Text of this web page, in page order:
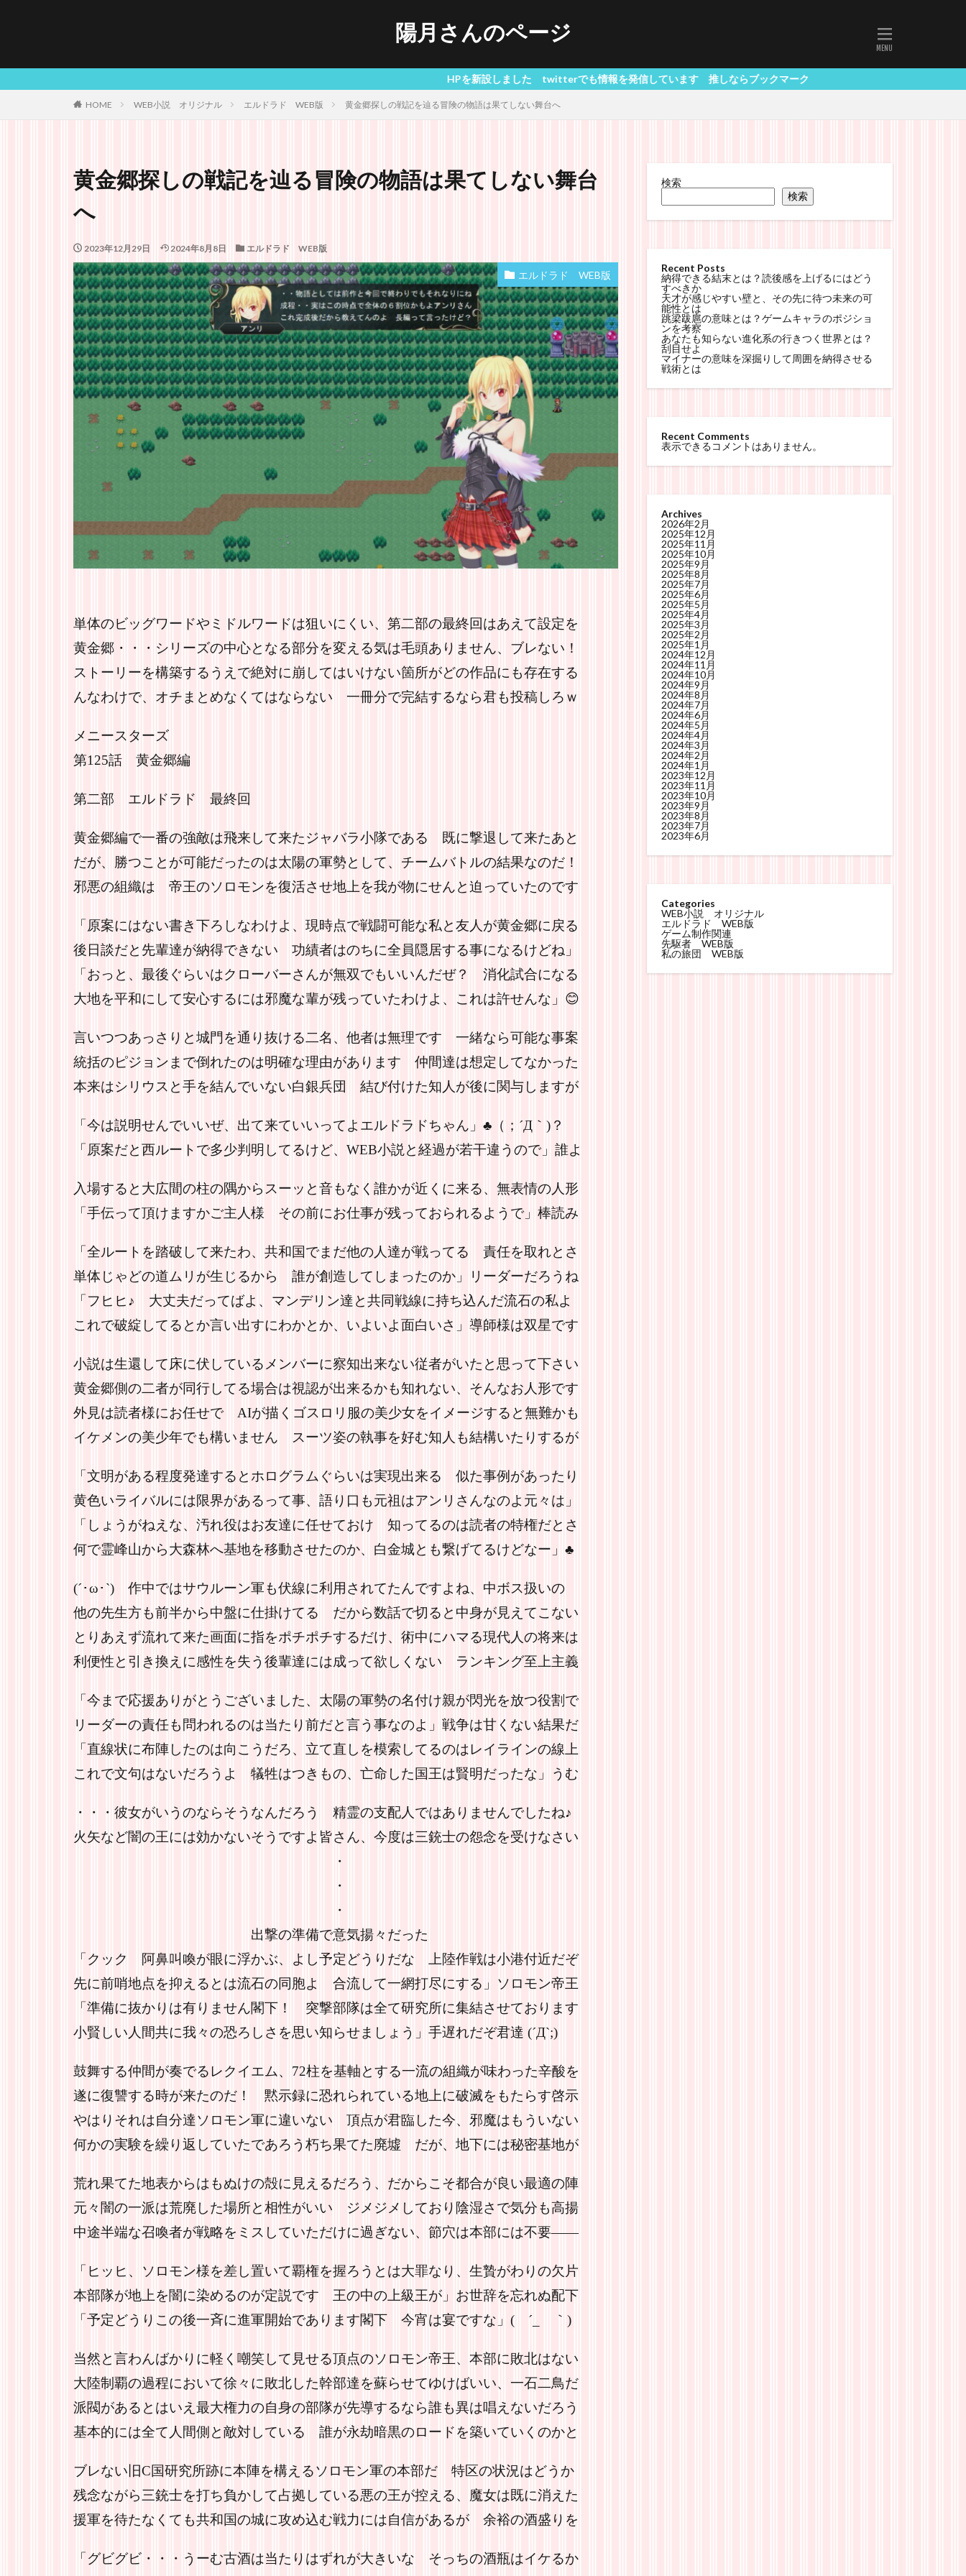
陽月さんのページ
HPを新設しました twitterでも情報を発信しています 推しならブックマーク
HOME WEB小説 オリジナル エルドラド WEB版 黄金郷探しの戦記を辿る冒険の物語は果てしない舞台へ
黄金郷探しの戦記を辿る冒険の物語は果てしない舞台
へ
2023年12月29日 2024年8月8日 エルドラド WEB版
エルドラド WEB版
単体のビッグワードやミドルワードは狙いにくい、第二部の最終回はあえて設定を
黄金郷・・・シリーズの中心となる部分を変える気は毛頭ありません、ブレない！
ストーリーを構築するうえで絶対に崩してはいけない箇所がどの作品にも存在する
んなわけで、オチまとめなくてはならない 一冊分で完結するなら君も投稿しろｗ
メニースターズ
第125話 黄金郷編
第二部 エルドラド 最終回
黄金郷編で一番の強敵は飛来して来たジャバラ小隊である 既に撃退して来たあと
だが、勝つことが可能だったのは太陽の軍勢として、チームバトルの結果なのだ！
邪悪の組織は 帝王のソロモンを復活させ地上を我が物にせんと迫っていたのです
「原案にはない書き下ろしなわけよ、現時点で戦闘可能な私と友人が黄金郷に戻る
後日談だと先輩達が納得できない 功績者はのちに全員隠居する事になるけどね」
「おっと、最後ぐらいはクローバーさんが無双でもいいんだぜ？ 消化試合になる
大地を平和にして安心するには邪魔な輩が残っていたわけよ、これは許せんな」😊
言いつつあっさりと城門を通り抜ける二名、他者は無理です 一緒なら可能な事案
統括のピジョンまで倒れたのは明確な理由があります 仲間達は想定してなかった
本来はシリウスと手を結んでいない白銀兵団 結び付けた知人が後に関与しますが
「今は説明せんでいいぜ、出て来ていいってよエルドラドちゃん」♣（；´Д｀)？
「原案だと西ルートで多少判明してるけど、WEB小説と経過が若干違うので」誰よ
入場すると大広間の柱の隅からスーッと音もなく誰かが近くに来る、無表情の人形
「手伝って頂けますかご主人様 その前にお仕事が残っておられるようで」棒読み
「全ルートを踏破して来たわ、共和国でまだ他の人達が戦ってる 責任を取れとさ
単体じゃどの道ムリが生じるから 誰が創造してしまったのか」リーダーだろうね
「フヒヒ♪ 大丈夫だってばよ、マンデリン達と共同戦線に持ち込んだ流石の私よ
これで破綻してるとか言い出すにわかとか、いよいよ面白いさ」導師様は双星です
小説は生還して床に伏しているメンバーに察知出来ない従者がいたと思って下さい
黄金郷側の二者が同行してる場合は視認が出来るかも知れない、そんなお人形です
外見は読者様にお任せで AIが描くゴスロリ服の美少女をイメージすると無難かも
イケメンの美少年でも構いません スーツ姿の執事を好む知人も結構いたりするが
「文明がある程度発達するとホログラムぐらいは実現出来る 似た事例があったり
黄色いライバルには限界があるって事、語り口も元祖はアンリさんなのよ元々は」
「しょうがねえな、汚れ役はお友達に任せておけ 知ってるのは読者の特権だとさ
何で霊峰山から大森林へ基地を移動させたのか、白金城とも繋げてるけどなー」♣
(´･ω･`) 作中ではサウルーン軍も伏線に利用されてたんですよね、中ボス扱いの
他の先生方も前半から中盤に仕掛けてる だから数話で切ると中身が見えてこない
とりあえず流れて来た画面に指をポチポチするだけ、術中にハマる現代人の将来は
利便性と引き換えに感性を失う後輩達には成って欲しくない ランキング至上主義
「今まで応援ありがとうございました、太陽の軍勢の名付け親が閃光を放つ役割で
リーダーの責任も問われるのは当たり前だと言う事なのよ」戦争は甘くない結果だ
「直線状に布陣したのは向こうだろ、立て直しを模索してるのはレイラインの線上
これで文句はないだろうよ 犠牲はつきもの、亡命した国王は賢明だったな」うむ
・・・彼女がいうのならそうなんだろう 精霊の支配人ではありませんでしたね♪
火矢など闇の王には効かないそうですよ皆さん、今度は三銃士の怨念を受けなさい
・
・
・
出撃の準備で意気揚々だった
「クック 阿鼻叫喚が眼に浮かぶ、よし予定どうりだな 上陸作戦は小港付近だぞ
先に前哨地点を抑えるとは流石の同胞よ 合流して一網打尽にする」ソロモン帝王
「準備に抜かりは有りません閣下！ 突撃部隊は全て研究所に集結させております
小賢しい人間共に我々の恐ろしさを思い知らせましょう」手遅れだぞ君達 (´Д`;)
鼓舞する仲間が奏でるレクイエム、72柱を基軸とする一流の組織が味わった辛酸を
遂に復讐する時が来たのだ！ 黙示録に恐れられている地上に破滅をもたらす啓示
やはりそれは自分達ソロモン軍に違いない 頂点が君臨した今、邪魔はもういない
何かの実験を繰り返していたであろう朽ち果てた廃墟 だが、地下には秘密基地が
荒れ果てた地表からはもぬけの殻に見えるだろう、だからこそ都合が良い最適の陣
元々闇の一派は荒廃した場所と相性がいい ジメジメしており陰湿さで気分も高揚
中途半端な召喚者が戦略をミスしていただけに過ぎない、節穴は本部には不要――
「ヒッヒ、ソロモン様を差し置いて覇権を握ろうとは大罪なり、生贄がわりの欠片
本部隊が地上を闇に染めるのが定説です 王の中の上級王が」お世辞を忘れぬ配下
「予定どうりこの後一斉に進軍開始であります閣下 今宵は宴ですな」( ´_ゝ｀)
当然と言わんばかりに軽く嘲笑して見せる頂点のソロモン帝王、本部に敗北はない
大陸制覇の過程において徐々に敗北した幹部達を蘇らせてゆけばいい、一石二鳥だ
派閥があるとはいえ最大権力の自身の部隊が先導するなら誰も異は唱えないだろう
基本的には全て人間側と敵対している 誰が永劫暗黒のロードを築いていくのかと
ブレない旧C国研究所跡に本陣を構えるソロモン軍の本部だ 特区の状況はどうか
残念ながら三銃士を打ち負かして占拠している悪の王が控える、魔女は既に消えた
援軍を待たなくても共和国の城に攻め込む戦力には自信があるが 余裕の酒盛りを
「グビグビ・・・うーむ古酒は当たりはずれが大きいな そっちの酒瓶はイケるか
検索
検索
Recent Posts
納得できる結末とは？読後感を上げるにはどう
すべきか
天才が感じやすい壁と、その先に待つ未来の可
能性とは
跳梁跋扈の意味とは？ゲームキャラのポジショ
ンを考察
あなたも知らない進化系の行きつく世界とは？
刮目せよ
マイナーの意味を深掘りして周囲を納得させる
戦術とは
Recent Comments
表示できるコメントはありません。
Archives
2026年2月
2025年12月
2025年11月
2025年10月
2025年9月
2025年8月
2025年7月
2025年6月
2025年5月
2025年4月
2025年3月
2025年2月
2025年1月
2024年12月
2024年11月
2024年10月
2024年9月
2024年8月
2024年7月
2024年6月
2024年5月
2024年4月
2024年3月
2024年2月
2024年1月
2023年12月
2023年11月
2023年10月
2023年9月
2023年8月
2023年7月
2023年6月
Categories
WEB小説 オリジナル
エルドラド WEB版
ゲーム制作関連
先駆者 WEB版
私の旅団 WEB版